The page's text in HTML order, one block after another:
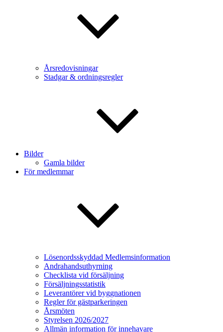
Årsredovisningar
Stadgar & ordningsregler
Bilder
Gamla bilder
För medlemmar
Lösenordsskyddad Medlemsinformation
Andrahandsuthyrning
Checklista vid försäljning
Försäljningsstatistik
Leverantörer vid byggnationen
Regler för gästparkeringen
Årsmöten
Styrelsen 2026/2027
Allmän information för innehavare